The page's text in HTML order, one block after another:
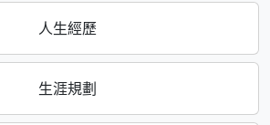
人生經歷
生涯規劃